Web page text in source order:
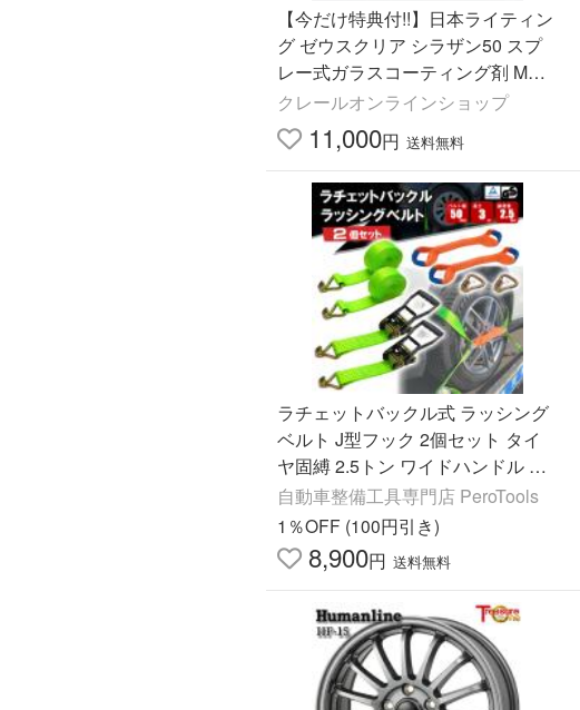
【今だけ特典付!!】日本ライティン
グ ゼウスクリア シラザン50 スプ
レー式ガラスコーティング剤 Mサ
イズ+シルクドライヤーEVO S
クレールオンラインショップ
11,000円 送料無料
ラチェットバックル式 ラッシング
ベルト J型フック 2個セット タイ
ヤ固縛 2.5トン ワイドハンドル タ
イヤ 車 トラック 固定 締め付け 荷
締め ベルト プリウス
自動車整備工具専門店 PeroTools
1％OFF (100円引き)
8,900円 送料無料